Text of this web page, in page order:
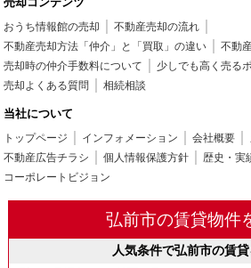
おうち情報館の売却
不動産売却の流れ
不動産売却方法「仲介」と「買取」の違い
不動
売却時の仲介手数料について
少しでも高く売る
売却よくある質問
相続相談
当社について
トップページ インフォメーション 会社概要
不動産広告チラシ
個人情報保護方針 歴史・実
コーポレートビジョン
弘前市の賃貸物件
人気条件で弘前市の賃